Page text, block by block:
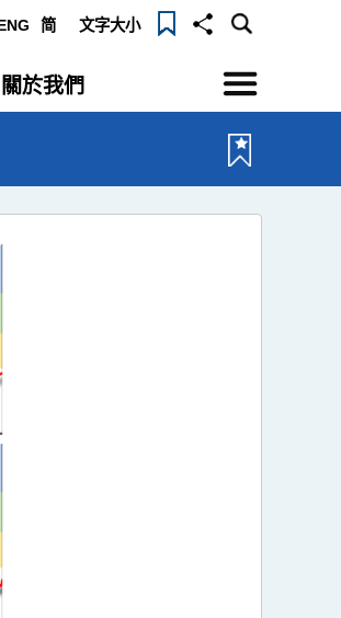
简 文字大小
關於我們
展
選
單